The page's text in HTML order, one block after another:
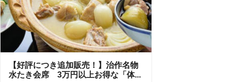
【好評につき追加販売！】治作名物
水たき会席 3万円以上お得な「体...